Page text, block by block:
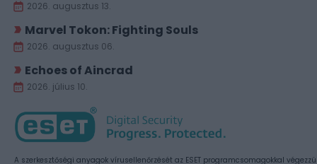
2026. augusztus 13.
Marvel Tokon: Fighting Souls
2026. augusztus 06.
Echoes of Aincrad
2026. július 10.
A szerkesztőségi anyagok vírusellenőrzését az ESET programcsomagokkal